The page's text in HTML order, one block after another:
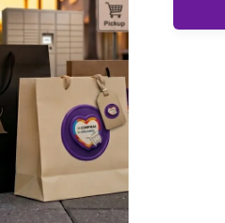
para quienes prefieren